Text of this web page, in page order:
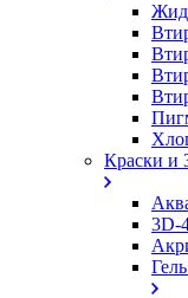
Краски и
3D-